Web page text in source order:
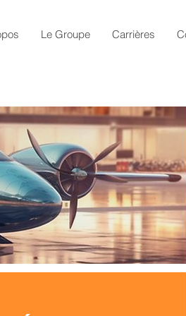
Le Groupe Carrières